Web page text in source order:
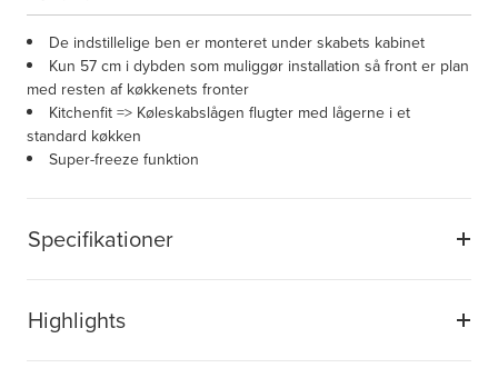
Specifikationer
Highlights
De indstillelige ben er monteret under skabets kabinet
Kun 57 cm i dybden som muliggør installation så front er plan
med resten af køkkenets fronter
Kitchenfit => Køleskabslågen flugter med lågerne i et
standard køkken
Super-freeze funktion